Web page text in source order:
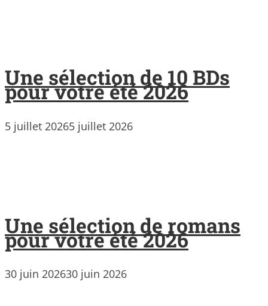
Une sélection de 10 BDs
pour votre été 2026
5 juillet 20265 juillet 2026
Une sélection de romans
pour votre été 2026
30 juin 202630 juin 2026